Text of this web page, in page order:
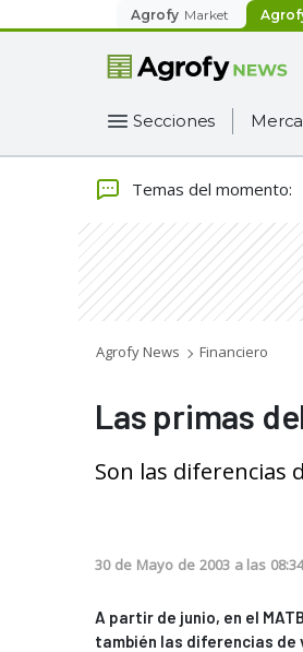
Agrofy Market
Secciones
Temas del momento:
Agrofy News Financiero
Las primas
Son las diferencias
30 de Mayo de 2003 a las 08:34
A partir de junio, en el
también las diferencias